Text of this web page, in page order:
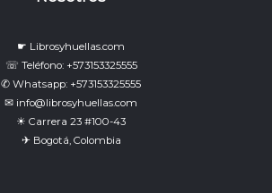
☛ Librosyhuellas.com
☏ Teléfono: +573153325555
✆ Whatsapp: +573153325555
✉ info@librosyhuellas.com
☀ Carrera 23 #100-43
✈ Bogotá, Colombia